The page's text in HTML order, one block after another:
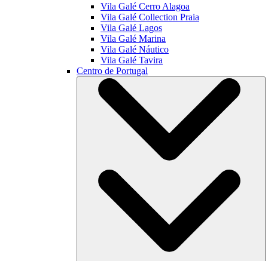
Vila Galé Cerro Alagoa
Vila Galé Collection Praia
Vila Galé Lagos
Vila Galé Marina
Vila Galé Náutico
Vila Galé Tavira
Centro de Portugal